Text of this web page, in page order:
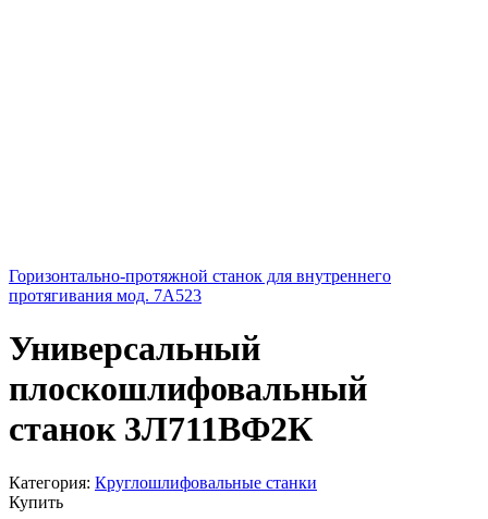
Горизонтально-протяжной станок для внутреннего
протягивания мод. 7А523
Универсальный
плоскошлифовальный
станок 3Л711ВФ2К
Категория: Круглошлифовальные станки
Купить